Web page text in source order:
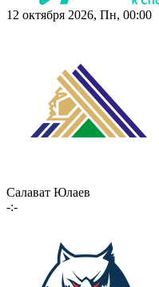
12 октября 2026, Пн, 00:00
Салават Юлаев
-:-